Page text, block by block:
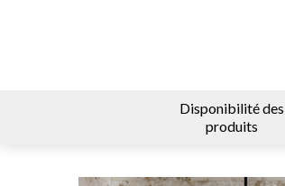
Disponibilité des
produits